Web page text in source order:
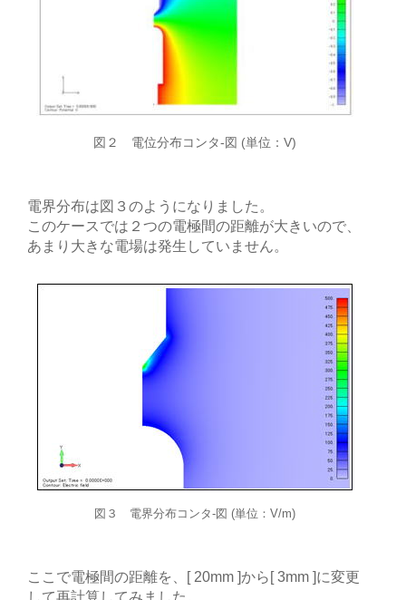
図２ 電位分布コンタ-図 (単位：V)
電界分布は図３のようになりました。
このケースでは２つの電極間の距離が大きいので、
あまり大きな電場は発生していません。
図３ 電界分布コンタ-図 (単位：V/m)
ここで電極間の距離を、[ 20mm ]から[ 3mm ]に変更
して再計算してみました。